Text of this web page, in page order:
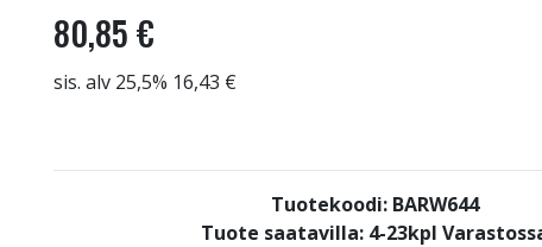
80,85 €
sis. alv 25,5% 16,43 €
Tuotekoodi: BARW644
Tuote saatavilla: 4-23kpl